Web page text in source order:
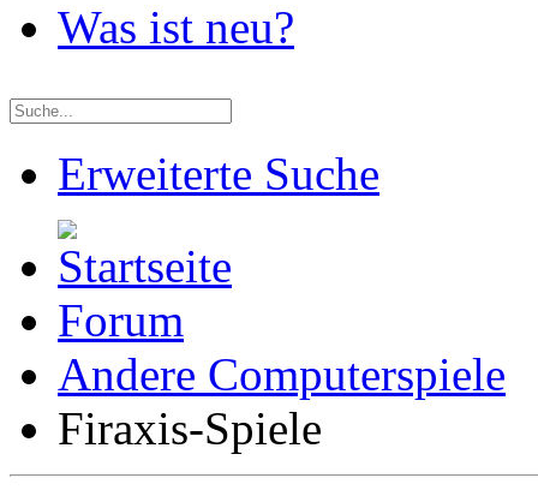
Was ist neu?
Erweiterte Suche
Forum
Andere Computerspiele
Firaxis-Spiele